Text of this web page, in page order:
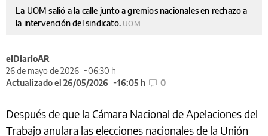
La UOM salió a la calle junto a gremios nacionales en rechazo a
la intervención del sindicato. UOM
elDiarioAR
26 de mayo de 2026
06:30 h
Actualizado el 26/05/2026
16:05 h 0
Después de que la Cámara Nacional de Apelaciones del
Trabajo anulara las elecciones nacionales de la Unión